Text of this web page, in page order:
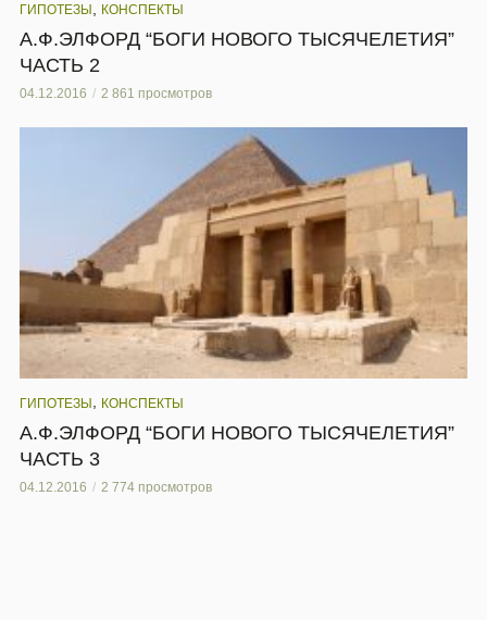
ГИПОТЕЗЫ КОНСПЕКТЫ
А.Ф.ЭЛФОРД “БОГИ НОВОГО ТЫСЯЧЕЛЕТИЯ”
ЧАСТЬ 2
04.12.2016 2 861 просмотров
ГИПОТЕЗЫ, КОНСПЕКТЫ
А.Ф.ЭЛФОРД “БОГИ НОВОГО ТЫСЯЧЕЛЕТИЯ”
ЧАСТЬ 3
04.12.2016 2 774 просмотров